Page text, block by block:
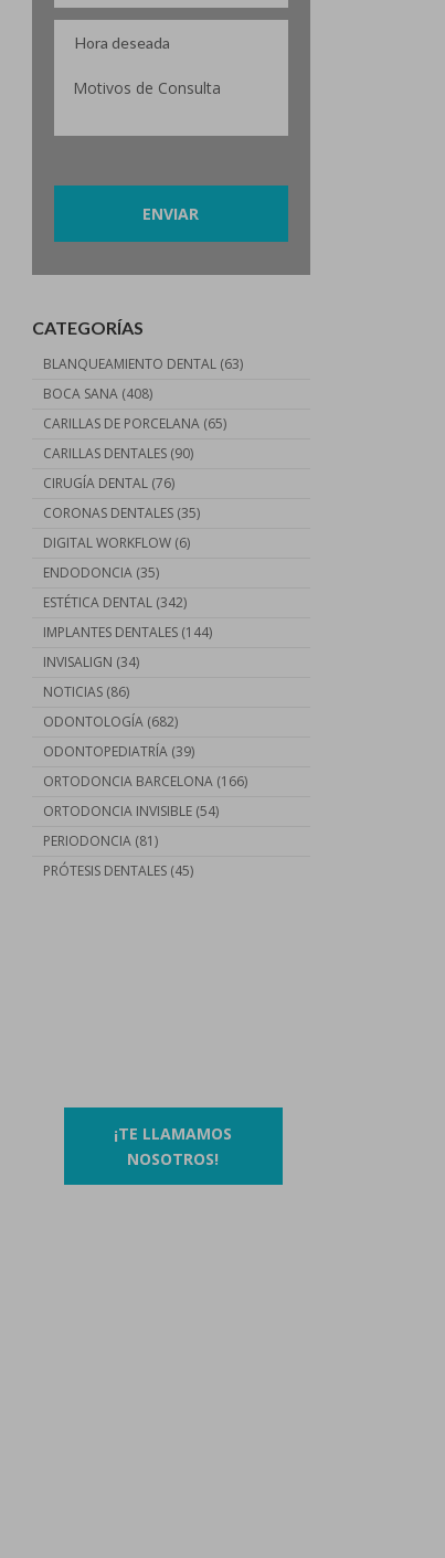
CATEGORÍAS
BLANQUEAMIENTO DENTAL(63)
BOCA SANA(408)
CARILLAS DE PORCELANA(65)
CARILLAS DENTALES(90)
CIRUGÍA DENTAL(76)
CORONAS DENTALES(35)
DIGITAL WORKFLOW(6)
ENDODONCIA(35)
ESTÉTICA DENTAL(342)
IMPLANTES DENTALES(144)
INVISALIGN (34)
NOTICIAS(86)
ODONTOLOGÍA(682)
ODONTOPEDIATRÍA(39)
ORTODONCIA BARCELONA(166)
ORTODONCIA INVISIBLE(54)
PERIODONCIA(81)
PRÓTESIS DENTALES(45)
¡TE LLAMAMOS
NOSOTROS!